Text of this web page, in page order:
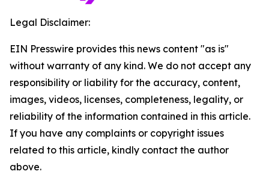
Legal Disclaimer:
EIN Presswire provides this news content "as is"
without warranty of any kind. We do not accept any
responsibility or liability for the accuracy, content,
images, videos, licenses, completeness, legality, or
reliability of the information contained in this article.
If you have any complaints or copyright issues
related to this article, kindly contact the author
above.